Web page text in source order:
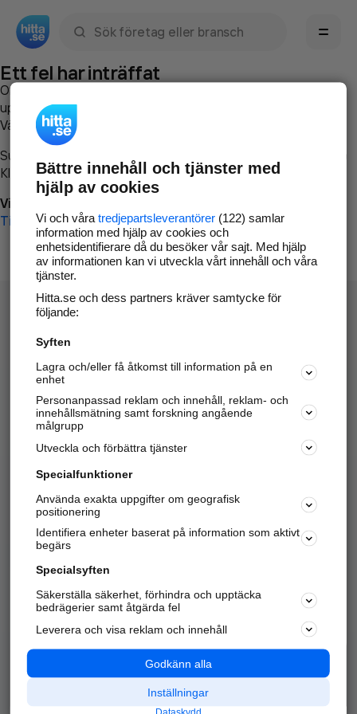
Ett fel har inträffat
Om du vill kan du
uppstod så att vi lättare och snabbare kan avhjälpa det.
Vänligen försök med följande:
Surfa till
Klicka påTillbaka-knappen i webbläsaren och försök igen
Vi beklagar besväret!
Till startsidan
Hitta.se - Gratis nummerupplysning.
Sök företag, personer och platser.
Hitta telefonnummer, adresser, företagsinfo mm.
Marknadsför företaget
Kom igång och annonsera mot
samarbetspartners nära dig.
Alla kategorier
Populära sökningar
API & Kartor
Annonsera
Integritet
Nödnummer
Bättre innehåll och tjänster med
hjälp av cookies
Vi och våra tredjepartsleverantörer(122) samlar
information med hjälp av cookies och
enhetsidentifierare då du besöker vår sajt. Med hjälp
av informationen kan vi utveckla vårt innehåll och våra
tjänster.
Hitta.se och dess partners kräver samtycke för
följande:
Syften
Lagra och/eller få åtkomst till information på en
enhet
Personanpassad reklam och innehåll, reklam- och
innehållsmätning samt forskning angående
målgrupp
Utveckla och förbättra tjänster
Specialfunktioner
Använda exakta uppgifter om geografisk
positionering
Identifiera enheter baserat på information som aktivt
begärs
Specialsyften
Säkerställa säkerhet, förhindra och upptäcka
bedrägerier samt åtgärda fel
Leverera och visa reklam och innehåll
Godkänn alla
Inställningar
Dataskydd